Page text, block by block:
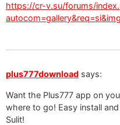
https://cr-v.su/forums/
plus777download says:
Want the Plus777 app on
where to go! Easy install
Sulit!